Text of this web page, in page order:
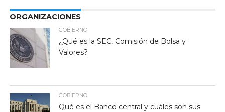
ORGANIZACIONES
GOBIERNO
¿Qué es la SEC, Comisión de Bolsa y
Valores?
GOBIERNO
Qué es el Banco central y cuáles son sus